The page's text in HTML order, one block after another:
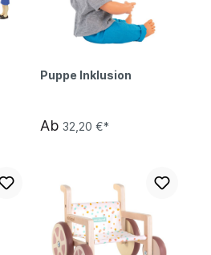
Puppe Inklusion
Ab 32,20 €*